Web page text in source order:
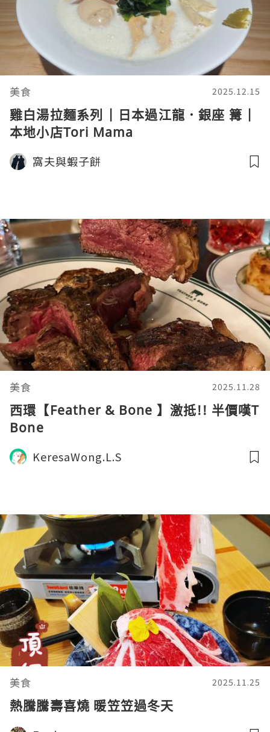
美食 2025.12.15
雞白湯拉麵系列 | 日本過江龍．銀座 篝 |
本地小店Tori Mama
窩夫與蝦子餅
美食 2025.11.28
西環【Feather & Bone 】激抵!! 半價嘆T
Bone
KeresaWong.L.S
美食 2025.11.25
熱騰騰壽喜燒 暖笠笠過冬天